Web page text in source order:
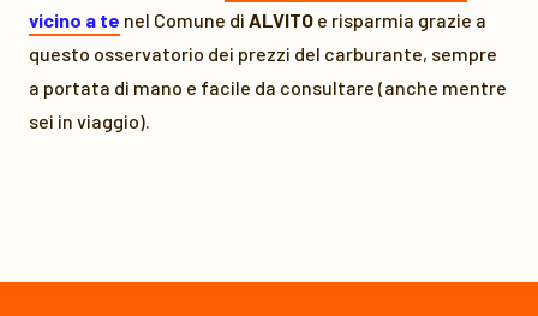
vicino a te nel Comune di ALVITO e risparmia grazie a
questo osservatorio dei prezzi del carburante, sempre
a portata di mano e facile da consultare (anche mentre
sei in viaggio).